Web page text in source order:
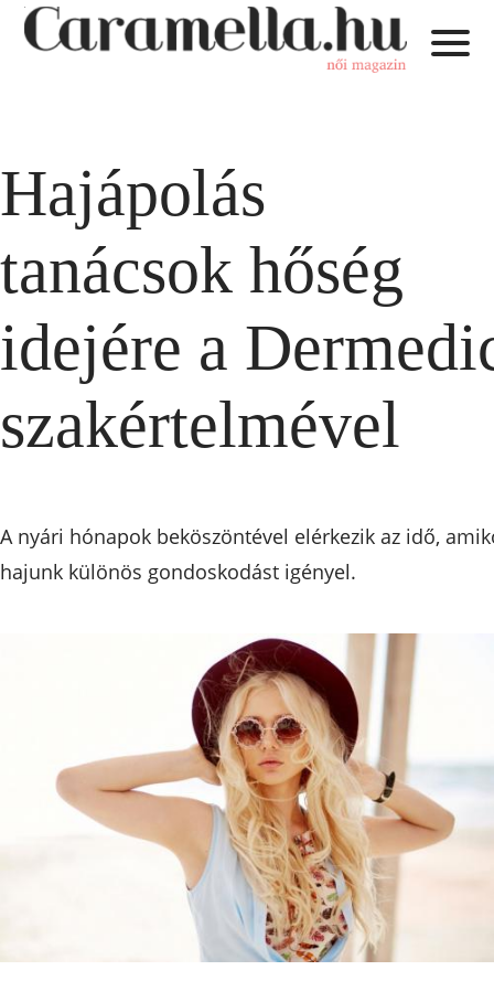
Hajápolás
tanácsok hőség
idejére a
szakértelmével
A nyári hónapok beköszöntével elérkezik az idő,
hajunk különös gondoskodást igényel.